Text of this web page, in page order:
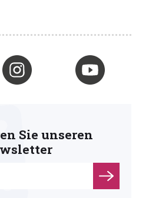
Sie unseren